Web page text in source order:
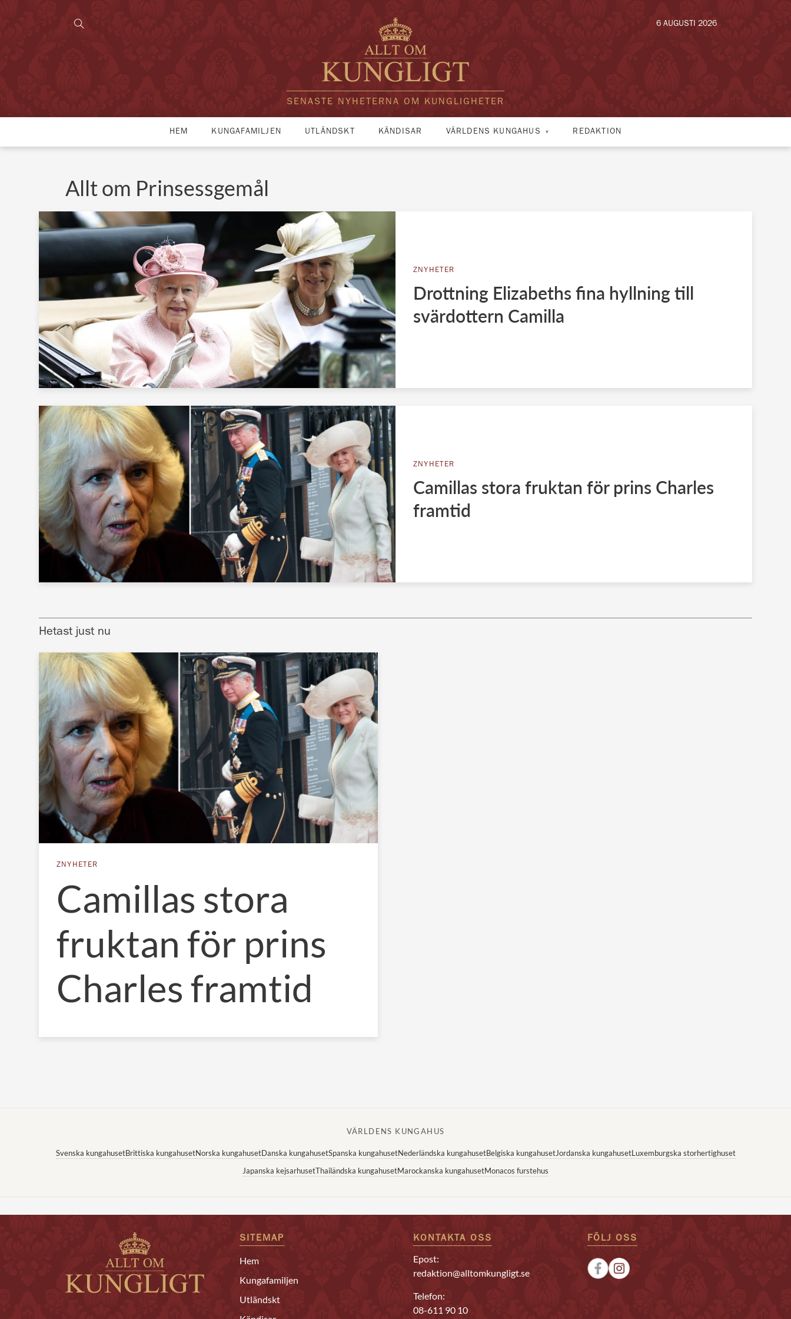
SENASTE NYHETERNA OM KUNGLIGHETER
6 AUGUSTI 2026
HEM KUNGAFAMILJEN UTLÄNDSKT KÄNDISAR VÄRLDENS KUNGAHUS REDAKTION
Allt om Prinsessgemål
ZNYHETER
Drottning Elizabeths fina hyllning till
svärdottern Camilla
ZNYHETER
Camillas stora fruktan för prins Charles
framtid
Hetast just nu
ZNYHETER
Camillas stora
fruktan för prins
Charles framtid
VÄRLDENS KUNGAHUS
Svenska kungahusetBrittiska kungahusetNorska kungahusetDanska kungahusetSpanska kungahusetNederländska kungahusetBelgiska kungahusetJordanska kungahusetLuxemburgska storhertighuset
Japanska kejsarhusetThailändska kungahusetMarockanska kungahusetMonacos furstehus
SITEMAP
Hem
Kungafamiljen
Utländskt
KONTAKTA OSS
Epost:
redaktion@alltomkungligt.se
Telefon:
08-611 90 10
FÖLJ OSS